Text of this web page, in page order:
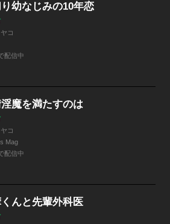
幼なじみの10年恋
コ
配信中
魔を満たすのは
コ
Mag
配信中
んと先輩外科医